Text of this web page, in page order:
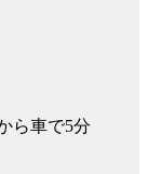
ら車で5分